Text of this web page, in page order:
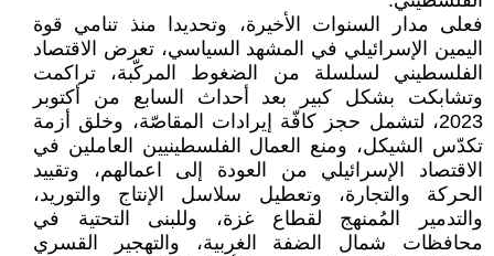
فعلى مدار السنوات الأخيرة، وتحديدا منذ تنامي قوة
اليمين الإسرائيلي في المشهد السياسي، تعرض الاقتصاد
الفلسطيني لسلسلة من الضغوط المركّبة، تراكمت
وتشابكت بشكل كبير بعد أحداث السابع من أكتوبر
2023، لتشمل حجز كافّة إيرادات المقاصّة، وخلق أزمة
تكدّس الشيكل، ومنع العمال الفلسطينيين العاملين في
الاقتصاد الإسرائيلي من العودة إلى اعمالهم، وتقييد
الحركة والتجارة، وتعطيل سلاسل الإنتاج والتوريد،
والتدمير المُمنهج لقطاع غزة، وللبنى التحتية في
محافظات شمال الضفة الغربية، والتهجير القسري